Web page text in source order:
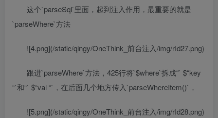
这个`parseSql`里面，起到注入作用，最重要的就是
`parseWhere`方法
![4.png](/static/qingy/OneThink_前台注入/img/rId27.png)
跟进`parseWhere`方法，425行将`$where`拆成“` $“key
“`和“` $“val “`，在后面几个地方传入`parseWhereItem()`，
![5.png](/static/qingy/OneThink_前台注入/img/rId28.png)